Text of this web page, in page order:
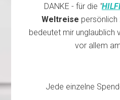
DANKE - für die "
Weltreise persönlich
bedeutet mir unglaublich
vor allem
Jede einzelne